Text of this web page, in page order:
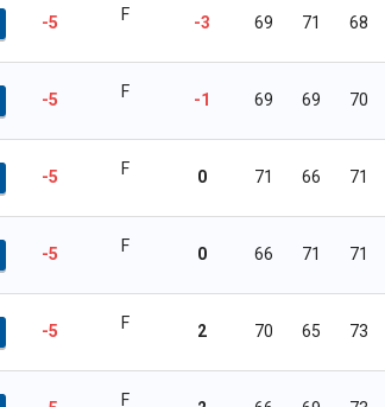
-5 F -3 69 71 68
-5 F -1 69 69 70
-5 F 0 71 66 71
-5 F 0 66 71 71
-5 F 2 70 65 73
F